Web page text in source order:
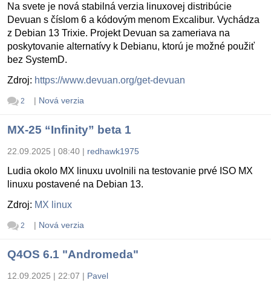
Na svete je nová stabilná verzia linuxovej distribúcie
Devuan s číslom 6 a kódovým menom Excalibur. Vychádza
z Debian 13 Trixie. Projekt Devuan sa zameriava na
poskytovanie alternatívy k Debianu, ktorú je možné použiť
bez SystemD.
Zdroj: https://www.devuan.org/get-devuan
2 | Nová verzia
MX-25 “Infinity” beta 1
22.09.2025 | 08:40 | redhawk1975
Ludia okolo MX linuxu uvolnili na testovanie prvé ISO MX
linuxu postavené na Debian 13.
Zdroj: MX linux
2 | Nová verzia
Q4OS 6.1 "Andromeda"
12.09.2025 | 22:07 | Pavel